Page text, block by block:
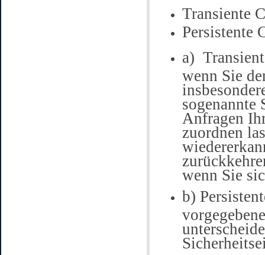
Transiente
Persistente
a)
wenn Sie
sogenannte
Anfragen
zuordnen
wenn Sie
b)